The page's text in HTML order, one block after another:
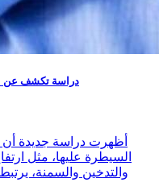
دراسة تكشف عن
أظهرت دراسة جديدة أن
السيطرة عليها، مثل
والتدخين والسمنة،